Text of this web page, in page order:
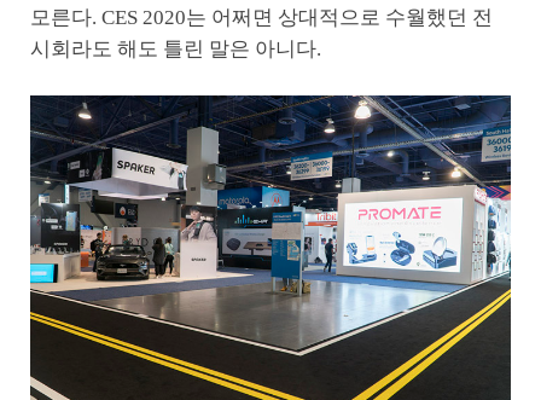
모른다. CES 2020는 어쩌면 상대적으로 수월했던 전
시회라도 해도 틀린 말은 아니다.